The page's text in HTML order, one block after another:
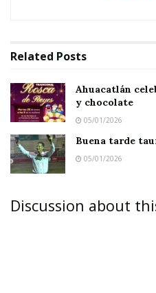
por estos
Como cada
Related Posts
Ahuacatlán
y chocolate
05/01/2026
Buena tarde
05/01/2026
Discussion about